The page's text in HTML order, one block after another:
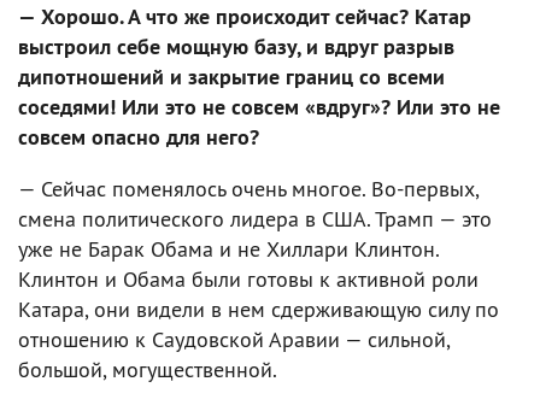
— Хорошо. А что же происходит сейчас? Катар
выстроил себе мощную базу, и вдруг разрыв
дипотношений и закрытие границ со всеми
соседями! Или это не совсем «вдруг»? Или это не
совсем опасно для него?
— Сейчас поменялось очень многое. Во-первых,
смена политического лидера в США. Трамп — это
уже не Барак Обама и не Хиллари Клинтон.
Клинтон и Обама были готовы к активной роли
Катара, они видели в нем сдерживающую силу по
отношению к Саудовской Аравии — сильной,
большой, могущественной.